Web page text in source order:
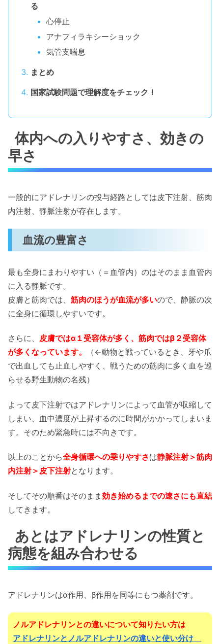
る
心停止
アナフィラキシーショック
気管支喘息
まとめ
国家試験問題で理解度をチェック！
体内への入りやすさ、効きの
早さ
一般的にアドレナリンの投与経路としては皮下注射、筋肉
内注射、静脈注射が存在します。
血流の豊富さ
最も全身にまわりやすい（＝血管内）のはそのまま血管内
に入る静脈です。
皮膚と筋肉では、 筋肉のほうが血流が多いので、静脈の次
に全身に循環しやすいです。
さらに、 皮膚ではα１受容体が多く、筋肉ではβ２受容体
が多くなっています。
（←動物と戦っているとき、牙や爪
で出血しても止血しやすく、戦うための筋肉に多く血を巡
らせる野生動物の名残）
よって皮下注射ではアドレナリンによって血管が収縮して
しまい、血中濃度が上昇するのに時間がかかってしまいま
す。そのため緊急時には不向きです。
以上のことから全身循環への乗りやすさは静脈注射＞筋肉
内注射＞皮下注射となります。
そしてその順番はそのまま 効き始めるまでの速さにも直結
してきます。
あとはアドレナリンの性質と
病態を組み合わせる
アドレナリンはα作用、β作用を同等にもつ薬剤です。
ノルアドレナリンとの違いについて知りたい方は
アドレナリンとノルアドレナリンの違いと使い分け